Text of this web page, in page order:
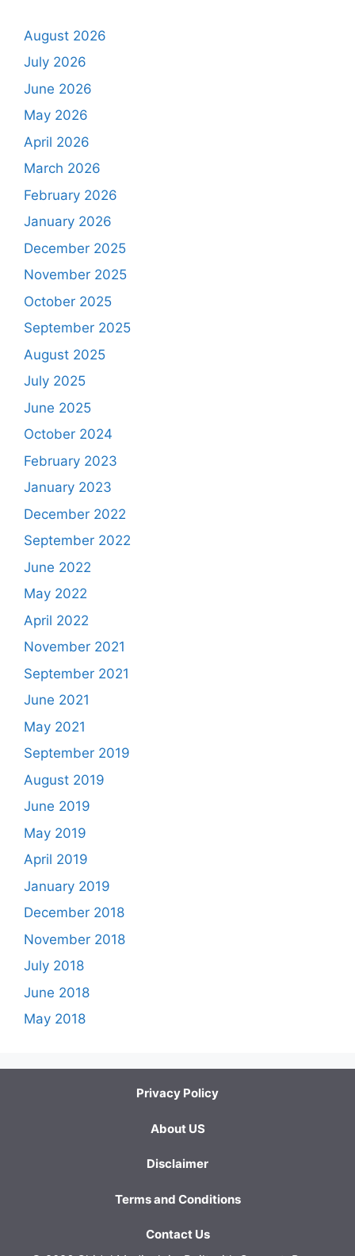
August 2026
July 2026
June 2026
May 2026
April 2026
March 2026
February 2026
January 2026
December 2025
November 2025
October 2025
September 2025
August 2025
July 2025
June 2025
October 2024
February 2023
January 2023
December 2022
September 2022
June 2022
May 2022
April 2022
November 2021
September 2021
June 2021
May 2021
September 2019
August 2019
June 2019
May 2019
April 2019
January 2019
December 2018
November 2018
July 2018
June 2018
May 2018
Privacy Policy
About US
Disclaimer
Terms and Conditions
Contact Us